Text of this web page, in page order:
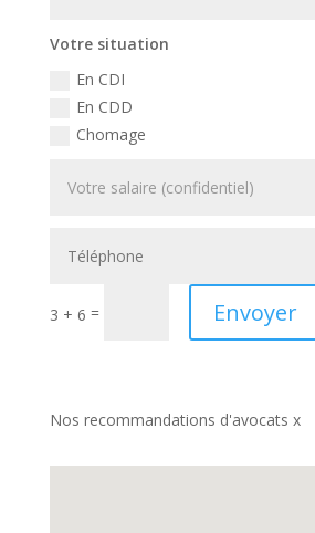
Votre situation
En CDI
En CDD
Chomage
3 + 6 = Envoyer
Nos recommandations d'avocats x